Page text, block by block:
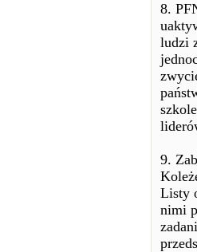
8.
ludzi
9.
Listy
nimi